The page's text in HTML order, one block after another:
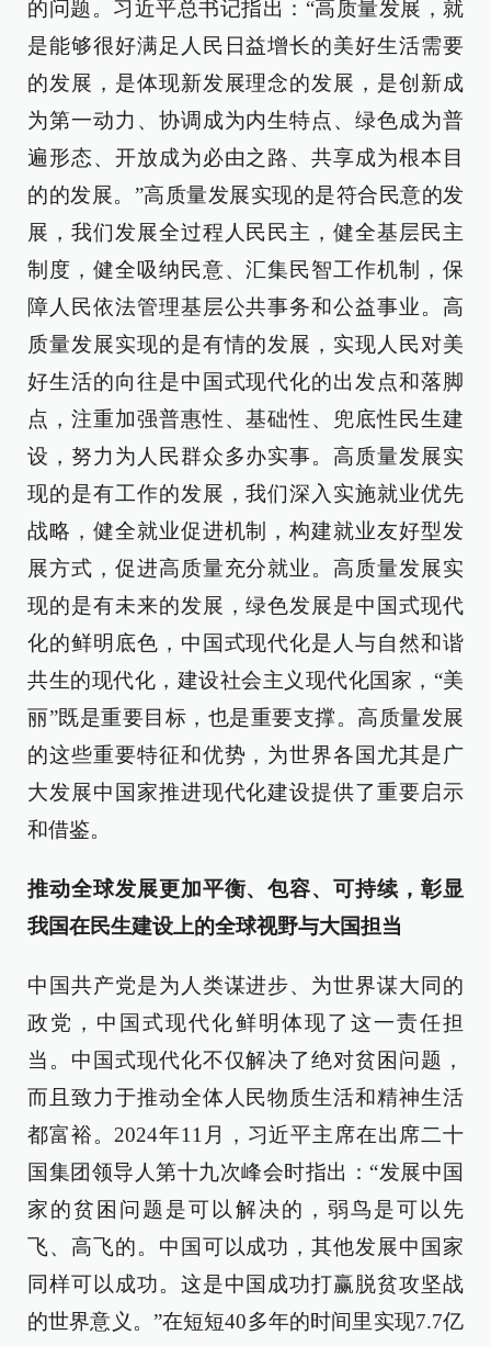
的问题。习近平总书记指出：“高质量发展，就
是能够很好满足人民日益增长的美好生活需要
的发展，是体现新发展理念的发展，是创新成
为第一动力、协调成为内生特点、绿色成为普
遍形态、开放成为必由之路、共享成为根本目
的的发展。”高质量发展实现的是符合民意的发
展，我们发展全过程人民民主，健全基层民主
制度，健全吸纳民意、汇集民智工作机制，保
障人民依法管理基层公共事务和公益事业。高
质量发展实现的是有情的发展，实现人民对美
好生活的向往是中国式现代化的出发点和落脚
点，注重加强普惠性、基础性、兜底性民生建
设，努力为人民群众多办实事。高质量发展实
现的是有工作的发展，我们深入实施就业优先
战略，健全就业促进机制，构建就业友好型发
展方式，促进高质量充分就业。高质量发展实
现的是有未来的发展，绿色发展是中国式现代
化的鲜明底色，中国式现代化是人与自然和谐
共生的现代化，建设社会主义现代化国家，“美
丽”既是重要目标，也是重要支撑。高质量发展
的这些重要特征和优势，为世界各国尤其是广
大发展中国家推进现代化建设提供了重要启示
和借鉴。
推动全球发展更加平衡、包容、可持续，彰显
我国在民生建设上的全球视野与大国担当
中国共产党是为人类谋进步、为世界谋大同的
政党，中国式现代化鲜明体现了这一责任担
当。中国式现代化不仅解决了绝对贫困问题，
而且致力于推动全体人民物质生活和精神生活
都富裕。2024年11月，习近平主席在出席二十
国集团领导人第十九次峰会时指出：“发展中国
家的贫困问题是可以解决的，弱鸟是可以先
飞、高飞的。中国可以成功，其他发展中国家
同样可以成功。这是中国成功打赢脱贫攻坚战
的世界意义。”在短短40多年的时间里实现7.7亿